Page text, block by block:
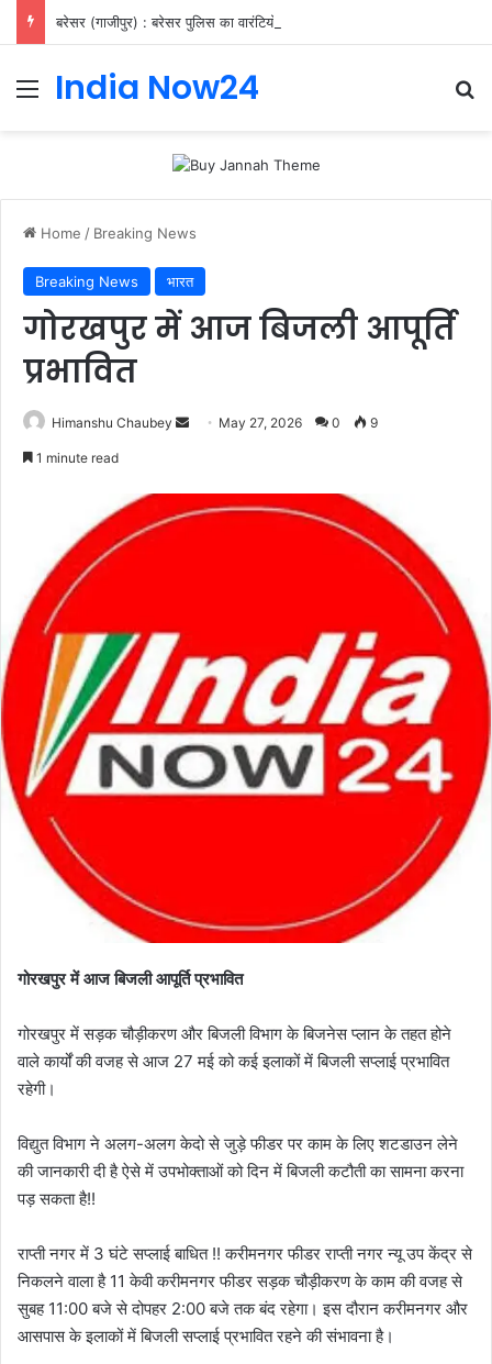
बरेसर (गाजीपुर) : बरेसर पुलिस का वारंटियों पर शिकंजा, 11 गिरफ्तार
India Now24
Home / Breaking News
Breaking News भारत
गोरखपुर में आज बिजली आपूर्ति
प्रभावित
Himanshu Chaubey May 27, 2026 0 9
1 minute read
गोरखपुर में आज बिजली आपूर्ति प्रभावित
गोरखपुर में सड़क चौड़ीकरण और बिजली विभाग के बिजनेस प्लान के तहत होने
वाले कार्यों की वजह से आज 27 मई को कई इलाकों में बिजली सप्लाई प्रभावित
रहेगी।
विद्युत विभाग ने अलग-अलग केदो से जुड़े फीडर पर काम के लिए शटडाउन लेने
की जानकारी दी है ऐसे में उपभोक्ताओं को दिन में बिजली कटौती का सामना करना
पड़ सकता है!!
राप्ती नगर में 3 घंटे सप्लाई बाधित !! करीमनगर फीडर राप्ती नगर न्यू उप केंद्र से
निकलने वाला है 11 केवी करीमनगर फीडर सड़क चौड़ीकरण के काम की वजह से
सुबह 11:00 बजे से दोपहर 2:00 बजे तक बंद रहेगा। इस दौरान करीमनगर और
आसपास के इलाकों में बिजली सप्लाई प्रभावित रहने की संभावना है।